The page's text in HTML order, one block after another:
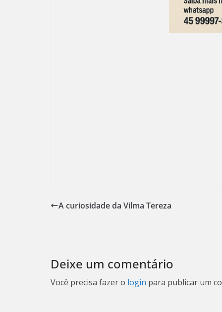
A curiosidade da Vilma Tereza
Deixe um comentário
Você precisa fazer o login para publicar um